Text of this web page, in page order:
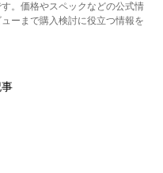
。価格やスペックなどの公式情
ーまで購入検討に役立つ情報を